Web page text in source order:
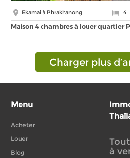
Ekamai à Phrakhanong 4
Maison 4 chambres à louer quartier
Charger plus
Menu
Acheter
Louer
Blog
à